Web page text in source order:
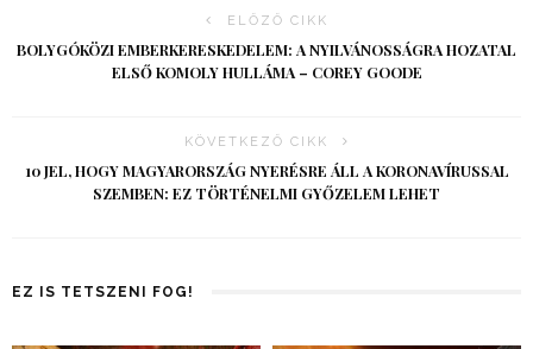
ELŐZŐ CIKK
BOLYGÓKÖZI EMBERKERESKEDELEM: A NYILVÁNOSSÁGRA HOZATAL
ELSŐ KOMOLY HULLÁMA – COREY GOODE
KÖVETKEZŐ CIKK
10 JEL, HOGY MAGYARORSZÁG NYERÉSRE ÁLL A KORONAVÍRUSSAL
SZEMBEN: EZ TÖRTÉNELMI GYŐZELEM LEHET
EZ IS TETSZENI FOG!